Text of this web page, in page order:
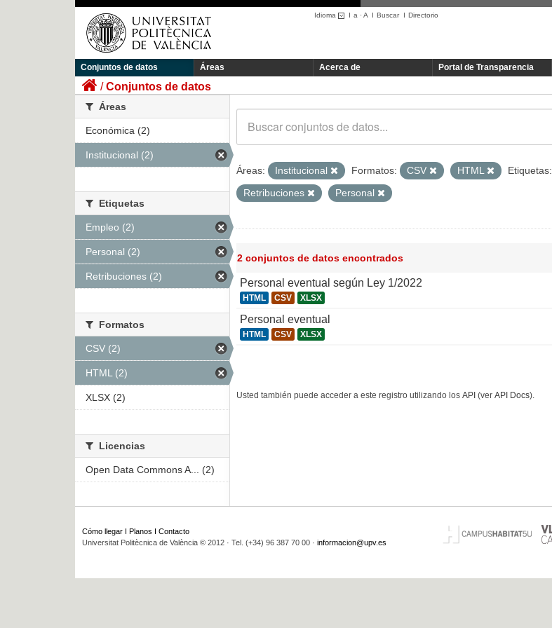
Idioma I a ·A I BuscarI Directorio
Conjuntos de datos Áreas Acerca de Portal de Transparencia
Conjuntos de datos
Áreas: Institucional Formatos: CSV HTML Etiquetas:
Retribuciones
Personal
2 conjuntos de datos encontrados
Personal eventual según Ley 1/2022
HTML CSV XLSX
Personal eventual
HTML CSV XLSX
Usted también puede acceder a este registro utilizando los API (ver API Docs).
Áreas
Económica (2)
Institucional (2)
Etiquetas
Empleo (2)
Personal (2)
Retribuciones (2)
Formatos
CSV (2)
HTML (2)
XLSX (2)
Licencias
Open Data Commons A... (2)
Cómo llegar Planos
Contacto
Universitat Politècnica de València © 2012 · Tel. (+34) 96 387 70 00 · informacion@upv.es